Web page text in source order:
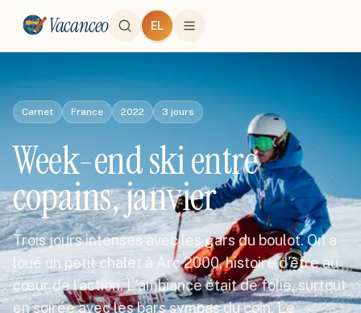
Vacanceo EL
Carnet France 2022 3 jours
Week-end ski entre
copains, janvier
Trois jours intenses avec les gars du boulot. On a
loué un petit chalet à Arc 2000, histoire d'être au
cœur de l'action. L'ambiance était de folie, surtout
en soirée avec les bars sympas du coin. Le